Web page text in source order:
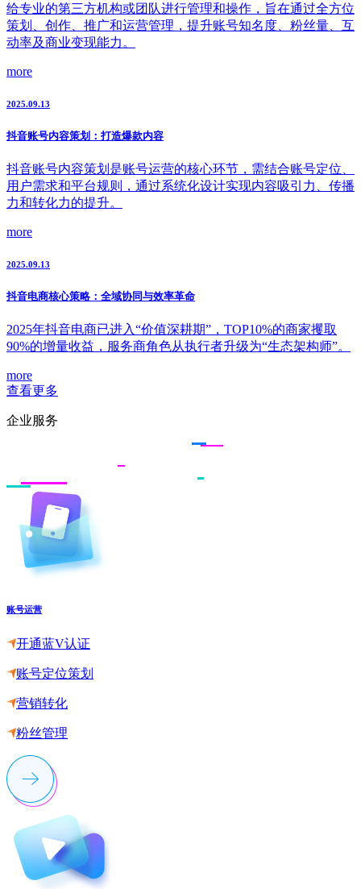
给专业的第三方机构或团队进行管理和操作，旨在通过全方位
策划、创作、推广和运营管理，提升账号知名度、粉丝量、互
动率及商业变现能力。
more
2025.09.13
抖音账号内容策划：打造爆款内容
抖音账号内容策划是账号运营的核心环节，需结合账号定位、
用户需求和平台规则，通过系统化设计实现内容吸引力、传播
力和转化力的提升。
more
2025.09.13
抖音电商核心策略：全域协同与效率革命
2025年抖音电商已进入“价值深耕期”，TOP10%的商家攫取
90%的增量收益，服务商角色从执行者升级为“生态架构师”。
more
查看更多
企业服务
账号运营
开通蓝V认证
账号定位策划
营销转化
粉丝管理